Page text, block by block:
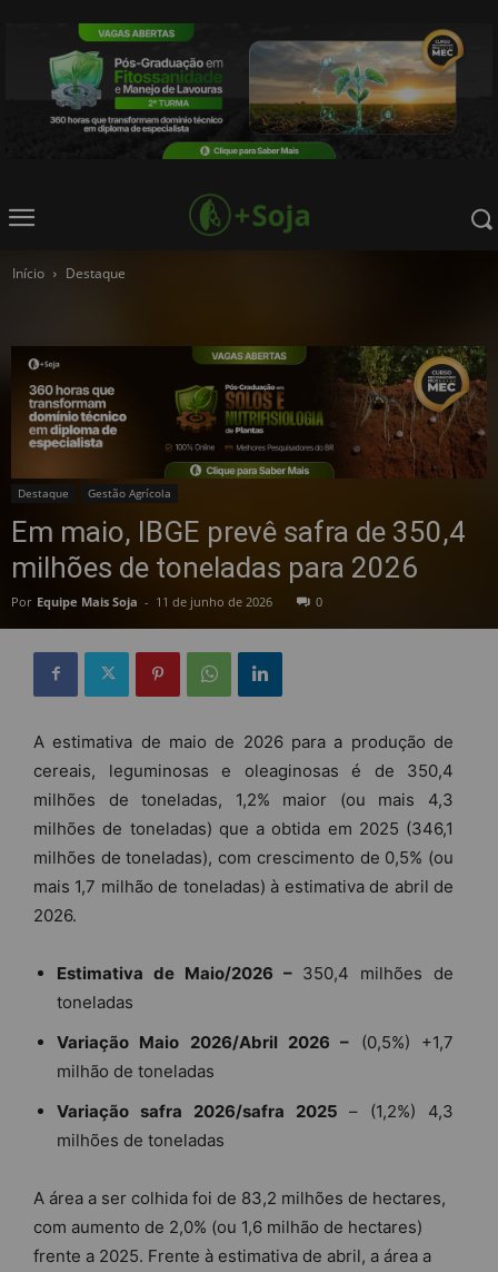
Início Destaque
Destaque Gestão Agrícola
Em maio, IBGE prevê safra de 350,4
milhões de toneladas para 2026
Por Equipe Mais Soja - 11 de junho de 2026 0
A estimativa de maio de 2026 para a produção de
cereais, leguminosas e oleaginosas é de 350,4
milhões de toneladas, 1,2% maior (ou mais 4,3
milhões de toneladas) que a obtida em 2025 (346,1
milhões de toneladas), com crescimento de 0,5% (ou
mais 1,7 milhão de toneladas) à estimativa de abril de
2026.
Estimativa de Maio/2026 –350,4 milhões de
toneladas
Variação Maio 2026/Abril 2026 – (0,5%) +1,7
milhão de toneladas
Variação safra 2026/safra 2025 – (1,2%) 4,3
milhões de toneladas
A área a ser colhida foi de 83,2 milhões de hectares,
com aumento de 2,0% (ou 1,6 milhão de hectares)
frente a 2025. Frente à estimativa de abril, a área a